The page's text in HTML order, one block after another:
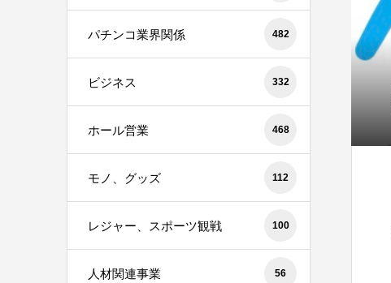
パチンコ業界関係 482
ビジネス 332
ホール営業 468
モノ、グッズ 112
レジャー、スポーツ観戦 100
人材関連事業 56